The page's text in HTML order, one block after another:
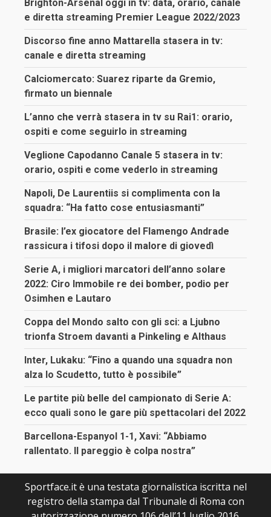
Brighton-Arsenal oggi in tv: data, orario, canale
e diretta streaming Premier League 2022/2023
Discorso fine anno Mattarella stasera in tv:
canale e diretta streaming
Calciomercato: Suarez riparte da Gremio,
firmato un biennale
L’anno che verrà stasera in tv su Rai1: orario,
ospiti e come seguirlo in streaming
Veglione Capodanno Canale 5 stasera in tv:
orario, ospiti e come vederlo in streaming
Napoli, De Laurentiis si complimenta con la
squadra: “Ha fatto cose entusiasmanti”
Brasile: l’ex giocatore del Flamengo Andrade
rassicura i tifosi dopo il malore di giovedì
Serie A, i migliori marcatori dell’anno solare
2022: Ciro Immobile re dei bomber, podio per
Osimhen e Lautaro
Coppa del Mondo salto con gli sci: a Ljubno
trionfa Stroem davanti a Pinkeling e Althaus
Inter, Lukaku: “Fino a quando una squadra non
alza lo Scudetto, tutto è possibile”
Le partite più belle del campionato di Serie A:
ecco quali sono le gare più spettacolari del 2022
Barcellona-Espanyol 1-1, Xavi: “Abbiamo
rallentato. Il pareggio è colpa nostra”
Sportface.it è una testata giornalistica iscritta nel
registro della stampa dal Tribunale di Roma con